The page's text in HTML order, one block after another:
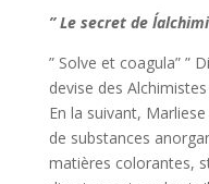
” Le secret de
” Solve et coagula” ”
devise des
En la suivant,
de substances
matières colorantes,